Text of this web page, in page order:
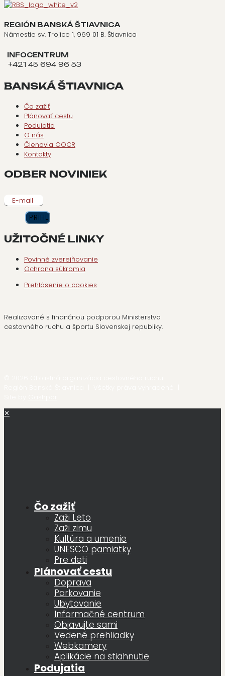
REGIÓN BANSKÁ ŠTIAVNICA
Námestie sv. Trojice 1, 969 01 B. Štiavnica
INFOCENTRUM
+421 45 694 96 53
BANSKÁ ŠTIAVNICA
Čo zažiť
Plánovať cestu
Podujatia
O nás
Členovia OOCR
Kontakty
ODBER NOVINIEK
E-mail
UŽITOČNÉ LINKY
Povinné zverejňovanie
Ochrana súkromia
Prehlásenie o cookies
Realizované s finančnou podporou Ministerstva
cestovného ruchu a športu Slovenskej republiky.
✕
Čo zažiť
Zaži Leto
Zaži zimu
Kultúra a umenie
UNESCO pamiatky
Pre deti
Plánovať cestu
Doprava
Parkovanie
Ubytovanie
Informačné centrum
Objavujte sami
Vedené prehliadky
Webkamery
Aplikácie na stiahnutie
Podujatia